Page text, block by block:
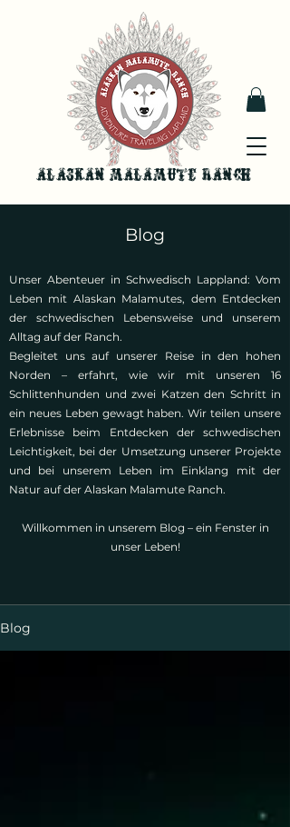
Alaskan malamute ranch
Blog
Unser Abenteuer in Schwedisch Lappland: Vom
Leben mit Alaskan Malamutes, dem Entdecken
der schwedischen Lebensweise und unserem
Alltag auf der Ranch.
Begleitet uns auf unserer Reise in den hohen
Norden – erfahrt, wie wir mit unseren 16
Schlittenhunden und zwei Katzen den Schritt in
ein neues Leben gewagt haben. Wir teilen unsere
Erlebnisse beim Entdecken der schwedischen
Leichtigkeit, bei der Umsetzung unserer Projekte
und bei unserem Leben im Einklang mit der
Natur auf der Alaskan Malamute Ranch.
Willkommen in unserem Blog – ein Fenster in
unser Leben!
Blog